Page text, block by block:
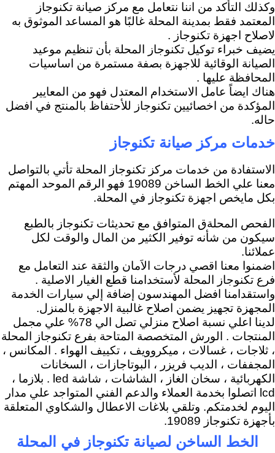
وكذلك التأكد من اننا نتعامل مع مركز صيانة تكنوجاز
المعتمد فقط بمدينة المحلة غالبًا هو المساعد الموثوق به
لاصلاح اجهزة تكنوجاز .
يضيف خبراء توكيل تكنوجاز المحلة بأن تنظيم موعيد
الصيانة الوقائية للاجهزة بصفة مستمرة من اساسيات
المحافظة عليها .
هناك ايضاً عامل الاستخدام المعتدل فهو من المعايير
المؤكدة من اخصائيين تكنوجاز للأحتفاظ بالمنتج في افضل
حاله.
خدمات مركز صيانة تكنوجاز
الاستفادة من خدمات مركز تكنوجاز المحلة تأتي بالتواصل
معنا علي الخط الساخن 19089 فهو الرقم الموحد المهتم
بكل مايخص اجهزة تكنوجاز في المحلة.
الفحص المحلةق المتوافق مع تحديثات تكنوجاز بالطبع
سيكون من شأنه توفير الكثير من المال والوقت لكل
عملائنا.
اضمنوا معنا اقصي درجات الاَمان والثقة عند التعامل مع
فرع تكنوجاز المحلة لأستخدامنا قطع الغيار الاصلية .
واستقدامنا افضل المهندسون إضافة إلي سيارات الخدمة
المجهزة تجهيز يضمن اصلاح غالبية الاجهزة بالمنزل.
لدينا اعلي نسبة اصلاح منزلي تصل الي 78% علي مجمل
المنتجات . الورش المتخصصة المتاحة بفرع تكنوجاز المحلة
، ثلاجات ، غسالات ، ميكروويف ، تكييف الهواء . المكانس ،
المجففات ، الديب فريزر ، البوتاجازات ، السخانات
الكهربائية ، سخان الغاز ، الشاشات ، شاشة led . بلازما ،
lcd اتصلوا بخدمة العملاء والدعم الفني المتواجد علي مدار
اليوم لخدمتكم. وتلقي بلاغات الاعطال والشكاوي المتعلقة
بأجهزة تكنوجاز 19089.
الخط الساخن لصيانة تكنوجاز في المحلة